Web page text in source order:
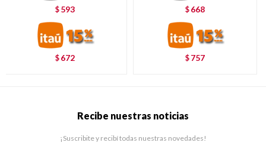
$ 593
$ 672
$ 668
$ 757
Recibe nuestras noticias
¡Suscribite y recibí todas nuestras novedades!